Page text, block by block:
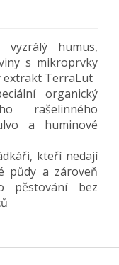
humus,
s mikroprvky
extrakt TerraLut
organický
rašelinného
a huminové
kteří nedají
půdy a zároveň
pěstování bez